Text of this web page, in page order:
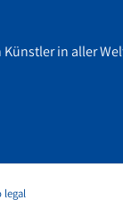
in aller
legal